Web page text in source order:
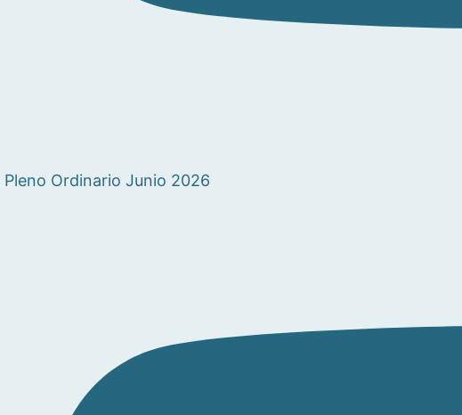
Pleno Ordinario Junio 2026